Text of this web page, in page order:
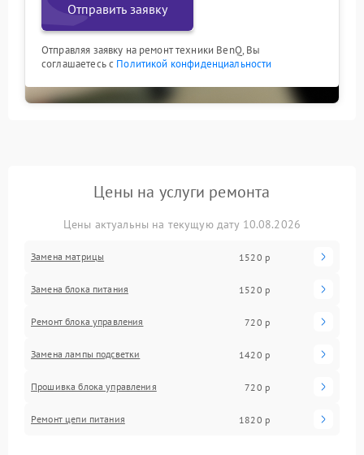
Отправить заявку
Отправляя заявку на ремонт техники BenQ, Вы
соглашаетесь с Политикой конфиденциальности
Цены на услуги ремонта
Цены актуальны на текущую дату 10.08.2026
Замена матрицы 1520 р
Замена блока питания 1520 р
Ремонт блока управления 720 р
Замена лампы подсветки 1420 р
Прошивка блока управления 720 р
Ремонт цепи питания 1820 р